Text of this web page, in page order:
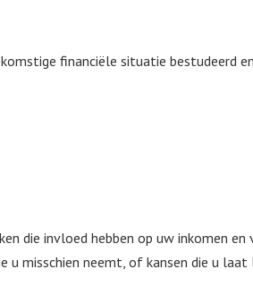
financiële situatie bestudeerd
die invloed hebben op uw inkomen
u misschien neemt, of kansen die u laat